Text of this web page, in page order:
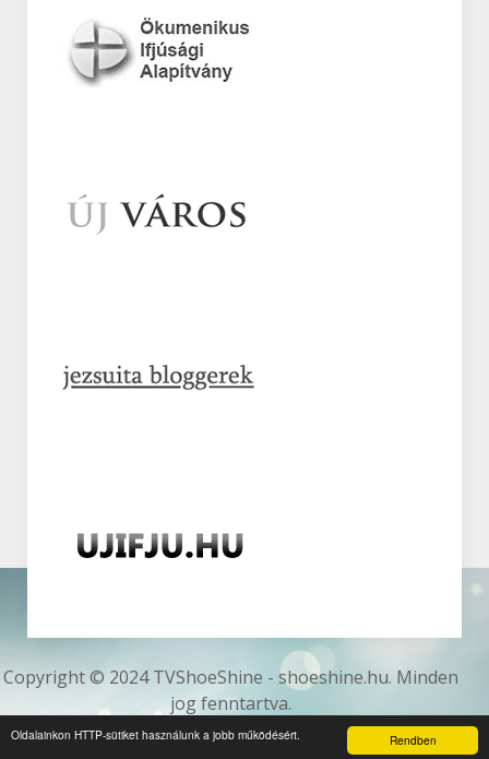
Rendben
Oldalainkon HTTP-sütiket használunk a jobb működésért.
Copyright © 2024 TVShoeShine - shoeshine.hu. Minden
jog fenntartva.
Az oldalt készítette:Webinformatics